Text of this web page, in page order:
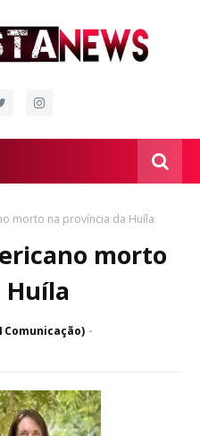
morto na província da Huíla
morto
Huíla
Comunicação)